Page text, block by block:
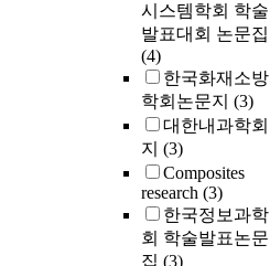
시스템학회 학술
발표대회 논문집
(4)
한국화재소방
학회논문지 (3)
대한내과학회
지 (3)
Composites
research (3)
한국정보과학
회 학술발표논문
집 (3)